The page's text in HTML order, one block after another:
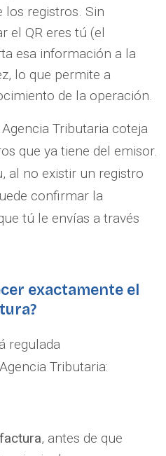
los registros. Sin
el QR eres tú (el
esa información a la
lo que permite a
de la operación.
Tributaria coteja
que ya tiene del emisor.
al no existir un registro
confirmar la
tú le envías a través
exactamente el
regulada
Tributaria:
, antes de que